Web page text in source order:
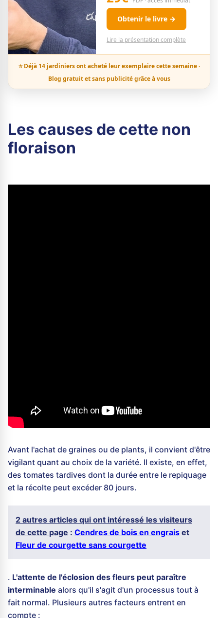
Obtenir le livre →
Lire la présentation complète
⭐ Déjà 14 jardiniers ont acheté leur exemplaire cette semaine ·
Blog gratuit et sans publicité grâce à vous
Les causes de cette non
floraison
Avant l'achat de graines ou de plants, il convient d'être
vigilant quant au choix de la variété. Il existe, en effet,
des tomates tardives dont la durée entre le repiquage
et la récolte peut excéder 80 jours.
2 autres articles qui ont intéressé les visiteurs
de cette page : Cendres de bois en engrais et
Fleur de courgette sans courgette
. L'attente de l'éclosion des fleurs peut paraître
interminable alors qu'il s'agit d'un processus tout à
fait normal. Plusieurs autres facteurs entrent en
compte :